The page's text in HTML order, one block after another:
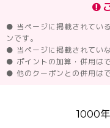
● 当ページに掲載されてい
ンです。
● 当ページに掲載されてい
● ポイントの加算・併用はで
● 他のクーポンとの併用はで
1000